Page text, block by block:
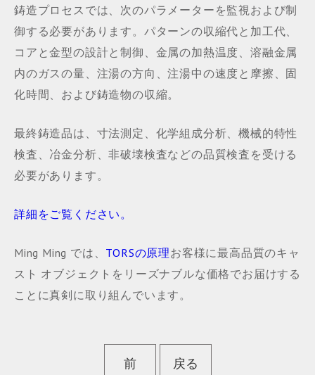
鋳造プロセスでは、次のパラメーターを監視および制
御する必要があります。パターンの収縮代と加工代、
コアと金型の設計と制御、金属の加熱温度、溶融金属
内のガスの量、注湯の方向、注湯中の速度と摩擦、固
化時間、および鋳造物の収縮。
最終鋳造品は、寸法測定、化学組成分析、機械的特性
検査、冶金分析、非破壊検査などの品質検査を受ける
必要があります。
詳細をご覧ください。
Ming Ming では、 TORSの原理お客様に最高品質のキャ
スト オブジェクトをリーズナブルな価格でお届けする
ことに真剣に取り組んでいます。
前 戻る